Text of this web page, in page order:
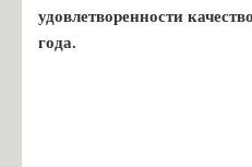
удовлетворенности
года.